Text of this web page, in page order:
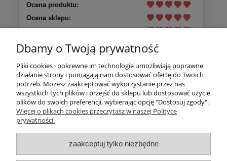
Ocena produktu:
Ocena sklepu:
Dodatkowy komentarz:
Produkt spełnia moje oczekiwania. Zakupiłam już 3
opakowanie. Polecam.
Więcej opinii
INFORMACJE
Dbamy o Twoją prywatność
Pliki cookies i pokrewne im technologie umożliwiają poprawne
działanie strony i pomagają nam dostosować ofertę do Twoich
potrzeb. Możesz zaakceptować wykorzystanie przez nas
wszystkich tych plików i przejść do sklepu lub dostosować użycie
plików do swoich preferencji, wybierając opcję "Dostosuj zgody".
Więcej o plikach cookies przeczytasz w naszej Polityce
prywatności.
zaakceptuj tylko niezbędne